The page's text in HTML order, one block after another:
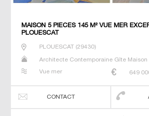
MAISON 5 PIECES 145 M² VUE MER
PLOUESCAT
PLOUESCAT(29430)
Architecte Contemporaine Gîte Maison
Vue mer
649
CONTACT